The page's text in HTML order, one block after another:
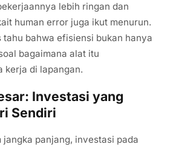
lebih ringan dan
human error juga ikut menurun.
tahu bahwa efisiensi bukan hanya
bagaimana alat itu
kerja di lapangan.
Investasi yang
Sendiri
panjang, investasi pada